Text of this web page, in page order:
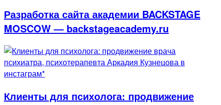
Разработка сайта академии BACKSTAGE
MOSCOW — backstageacademy.ru
Клиенты для психолога: продвижение